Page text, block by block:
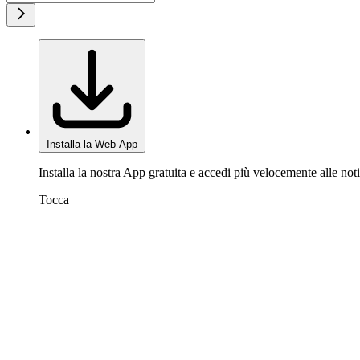
Installa la Web App
Installa la nostra App gratuita e accedi più velocemente alle
Tocca